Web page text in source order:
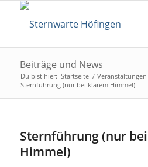
Beiträge und News
Du bist hier: Startseite / Veranstaltungen
Sternführung (nur bei klarem Himmel)
Sternführung (nur
Himmel)